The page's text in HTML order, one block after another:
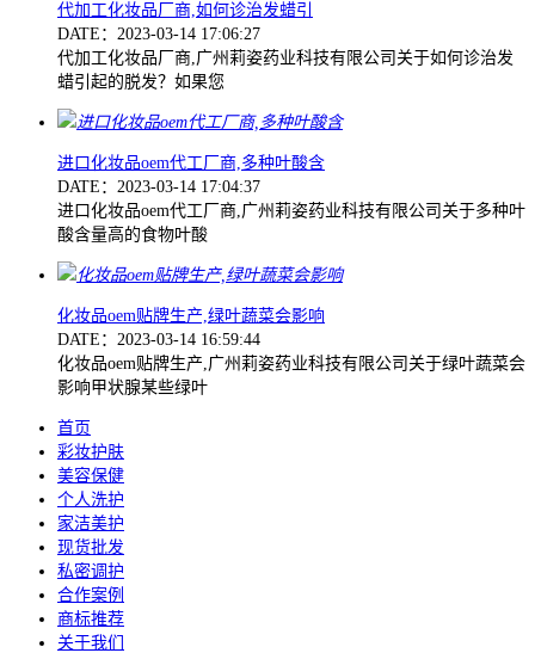
代加工化妆品厂商,如何诊治发蜡引
DATE：2023-03-14 17:06:27
代加工化妆品厂商,广州莉姿药业科技有限公司关于如何诊治发
蜡引起的脱发？如果您
进口化妆品oem代工厂商,多种叶酸含
DATE：2023-03-14 17:04:37
进口化妆品oem代工厂商,广州莉姿药业科技有限公司关于多种叶
酸含量高的食物叶酸
化妆品oem贴牌生产,绿叶蔬菜会影响
DATE：2023-03-14 16:59:44
化妆品oem贴牌生产,广州莉姿药业科技有限公司关于绿叶蔬菜会
影响甲状腺某些绿叶
首页
彩妆护肤
美容保健
个人洗护
家洁美护
现货批发
私密调护
合作案例
商标推荐
关于我们